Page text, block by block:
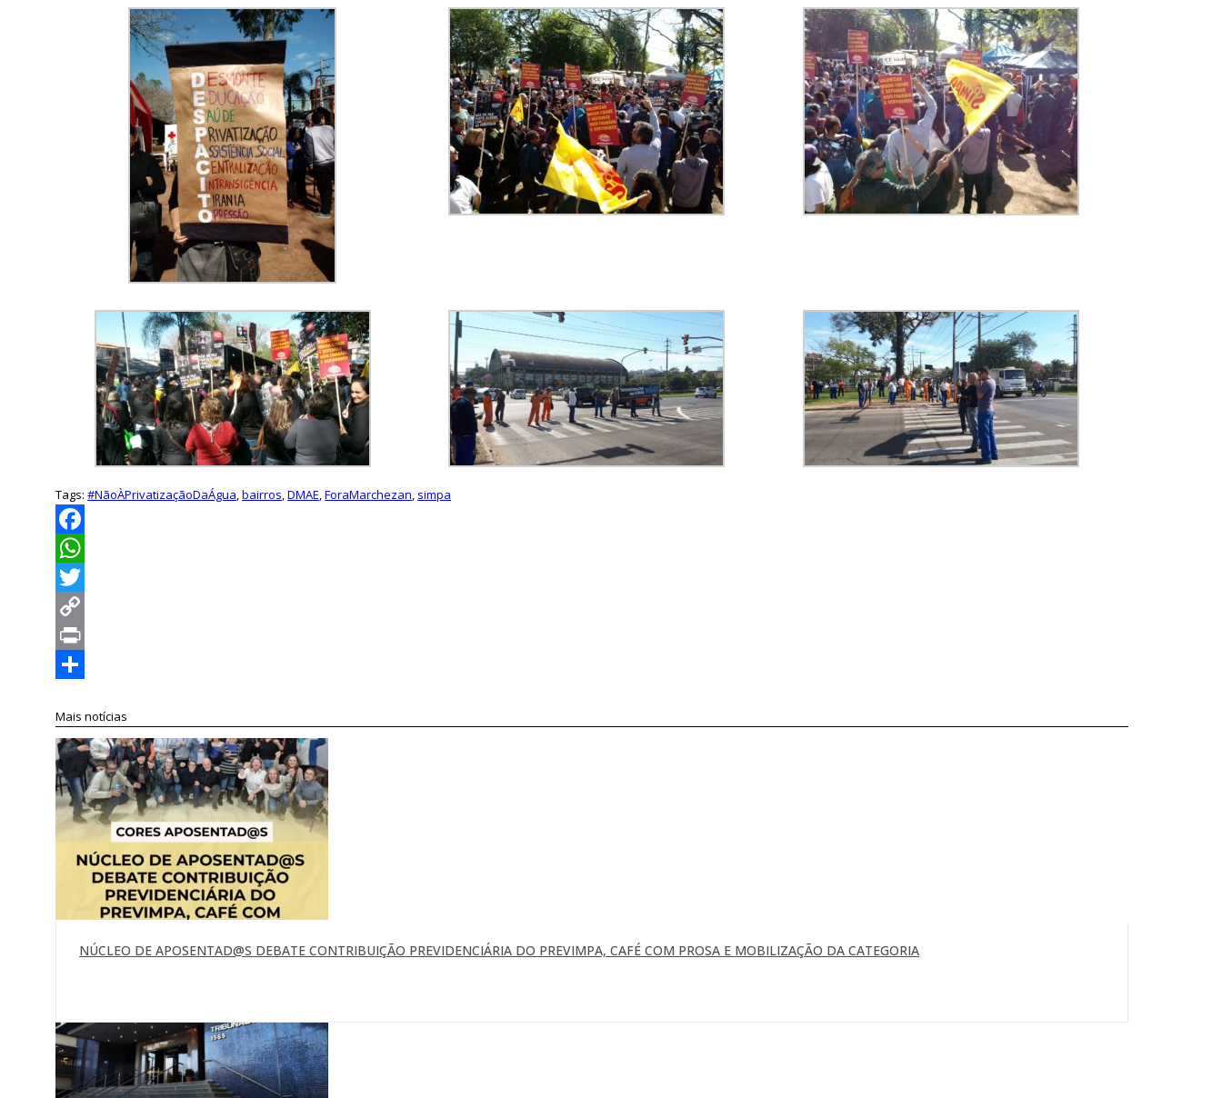
Tags:#NãoÀPrivatizaçãoDaÁgua,bairros,DMAE,ForaMarchezan, simpa
Facebook
WhatsApp
Twitter
Copy
Link
Print
Mais notícias
NÚCLEO DE APOSENTAD@S DEBATE CONTRIBUIÇÃO PREVIDENCIÁRIA DO PREVIMPA, CAFÉ COM PROSA E MOBILIZAÇÃO DA CATEGORIA